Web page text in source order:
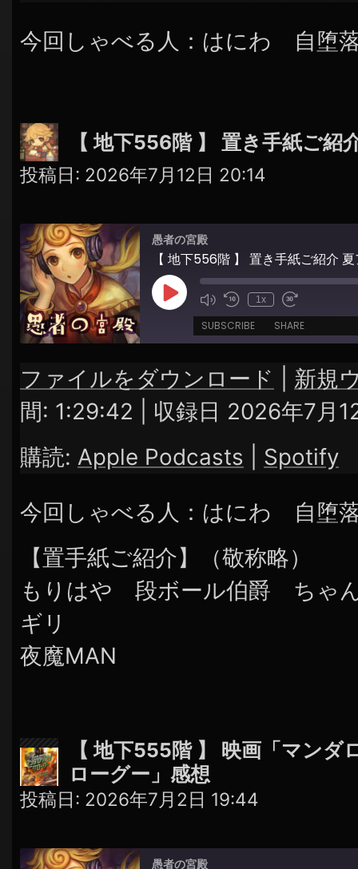
今回しゃべる人：はにわ 自堕
【 地下556階 】 置き手紙ご紹
投稿日: 2026年7月12日 20:14
愚者の宮殿
【 地下556階 】 置き手紙ご紹介
Play
Episode
1x
SUBSCRIBE SHARE
Apple Podcasts Spotify
RSS FEED
SHARE
LINK
EMBED
ファイルをダウンロード
新規
間: 1:29:42
収録日 2026年7月
購読: Apple Podcasts Spotify
今回しゃべる人：はにわ 自堕
【置手紙ご紹介】（敬称略）
もりはや 段ボール伯爵 ち
ギリ
夜魔MAN
【 地下555階 】 映画「マン
ローグー」感想
投稿日: 2026年7月2日 19:44
愚者の宮殿